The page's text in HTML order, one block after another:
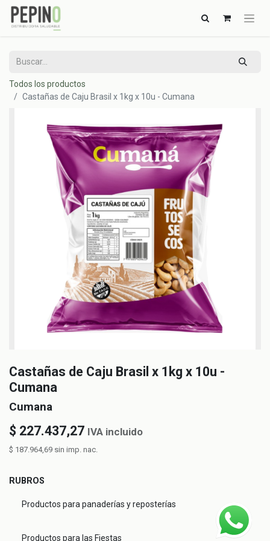
Todos los productos
Castañas de Caju Brasil x 1kg x 10u - Cumana
Castañas de Caju Brasil x 1kg x 10u -
Cumana
Cumana
$ 227.437,27 IVA incluido
$ 187.964,69 sin imp. nac.
RUBROS
Productos para panaderías y reposterías
Productos para las Fiestas